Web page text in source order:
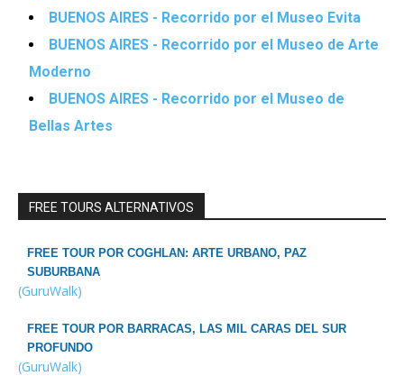
BUENOS AIRES - Recorrido por el Museo Evita
BUENOS AIRES - Recorrido por el Museo de Arte
Moderno
BUENOS AIRES - Recorrido por el Museo de
Bellas Artes
FREE TOURS ALTERNATIVOS
FREE TOUR POR COGHLAN: ARTE URBANO, PAZ
SUBURBANA
(GuruWalk)
FREE TOUR POR BARRACAS, LAS MIL CARAS DEL SUR
PROFUNDO
(GuruWalk)